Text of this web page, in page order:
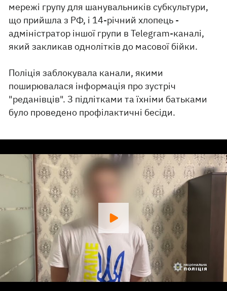
мережі групу для шанувальників субкультури,
що прийшла з РФ, і 14-річний хлопець -
адміністратор іншої групи в Telegram-каналі,
який закликав однолітків до масової бійки.
Поліція заблокувала канали, якими
поширювалася інформація про зустріч
"реданівців". З підлітками та їхніми батьками
було проведено профілактичні бесіди.